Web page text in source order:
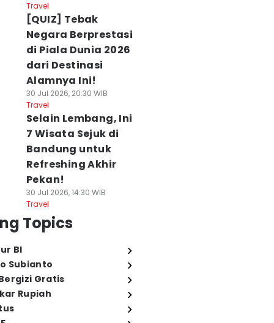
Travel
[QUIZ] Tebak
Negara Berprestasi
di Piala Dunia 2026
dari Destinasi
Alamnya Ini!
30 Jul 2026, 20:30 WIB
Travel
Selain Lembang, Ini
7 Wisata Sejuk di
Bandung untuk
Refreshing Akhir
Pekan!
30 Jul 2026, 14:30 WIB
Travel
Topics
BI
Subianto
Gratis
Rupiah